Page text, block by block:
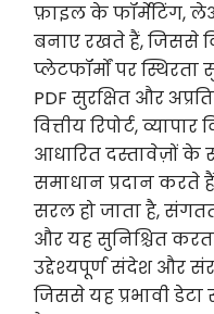
फ़ाइल के फॉर्मेटिंग,
बनाए रखते हैं, जिससे
प्लेटफॉर्मों पर स्थिरता
PDF सुरक्षित और
वित्तीय रिपोर्ट,
आधारित दस्तावेज़ों
समाधान प्रदान करते
सरल हो जाता है,
और यह सुनिश्चित
उद्देश्यपूर्ण संदेश और
जिससे यह प्रभावी